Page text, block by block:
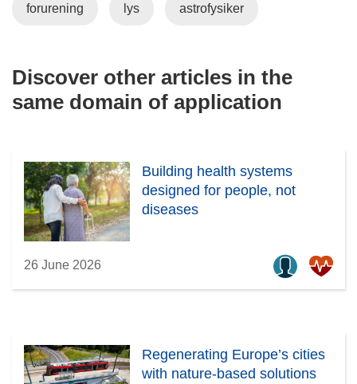
forurening lys astrofysiker
Discover other articles in the
same domain of application
Building health systems
designed for people, not
diseases
26 June 2026
Regenerating Europe’s cities
with nature-based solutions